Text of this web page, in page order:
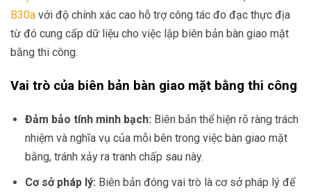
B30a với độ chính xác cao hỗ trợ công tác đo đạc thực địa
từ đó cung cấp dữ liệu cho việc lập biên bản bàn giao mặt
bằng thi công.
Vai trò của biên bản bàn giao mặt bằng thi công
Đảm bảo tính minh bạch: Biên bản thể hiện rõ ràng trách
nhiệm và nghĩa vụ của mỗi bên trong việc bàn giao mặt
bằng, tránh xảy ra tranh chấp sau này.
Cơ sở pháp lý: Biên bản đóng vai trò là cơ sở pháp lý để